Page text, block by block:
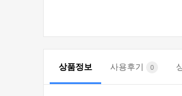
상품정보 사용후기 0